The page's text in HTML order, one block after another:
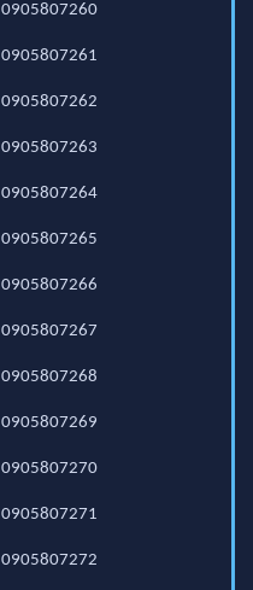
0905807260
0905807261
0905807262
0905807263
0905807264
0905807265
0905807266
0905807267
0905807268
0905807269
0905807270
0905807271
0905807272